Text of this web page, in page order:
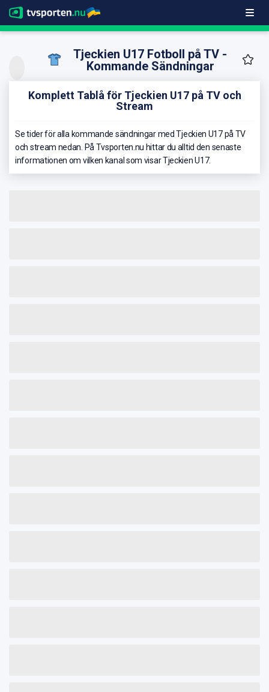
Tjeckien U17 Fotboll på TV -
Kommande Sändningar
Komplett Tablå för Tjeckien U17 på TV och
Stream
Se tider för alla kommande sändningar med Tjeckien U17 på TV
och stream nedan. På Tvsporten.nu hittar du alltid den senaste
informationen om vilken kanal som visar Tjeckien U17.